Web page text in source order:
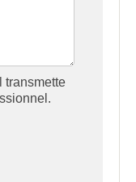
transmette